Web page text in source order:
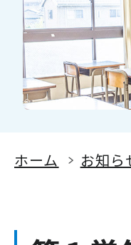
ホーム お知ら